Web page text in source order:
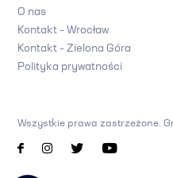
O nas
Kontakt – Wrocław
Kontakt – Zielona Góra
Polityka prywatności
Wszystkie prawa zastrzeżone.